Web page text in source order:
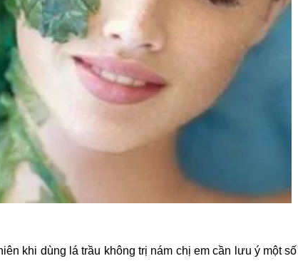
khi dùng lá trầu không trị nám chị em cần lưu ý một số